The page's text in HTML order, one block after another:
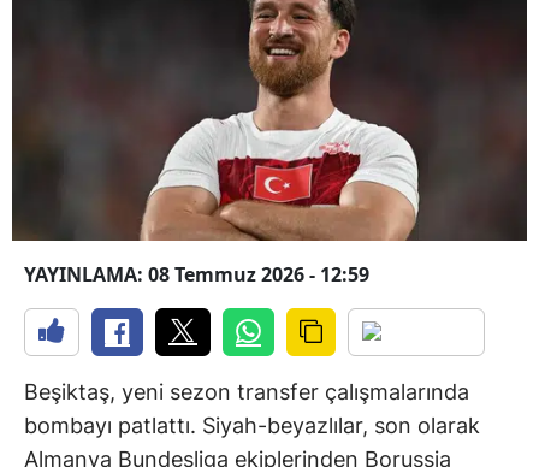
YAYINLAMA: 08 Temmuz 2026 - 12:59
Beşiktaş, yeni sezon transfer çalışmalarında
bombayı patlattı. Siyah-beyazlılar, son olarak
Almanya Bundesliga ekiplerinden Borussia